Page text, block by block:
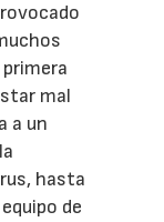
mal
a un
hasta
de